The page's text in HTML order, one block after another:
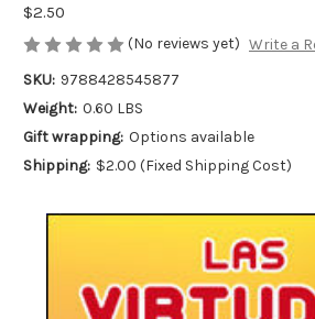
$2.50
(No reviews yet) Write a
SKU: 9788428545877
Weight: 0.60 LBS
Gift wrapping: Options available
Shipping: $2.00 (Fixed Shipping Cost)